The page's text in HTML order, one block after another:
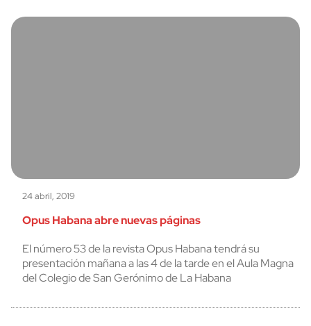
24 abril, 2019
Opus Habana abre nuevas páginas
El número 53 de la revista Opus Habana tendrá su
presentación mañana a las 4 de la tarde en el Aula Magna
del Colegio de San Gerónimo de La Habana